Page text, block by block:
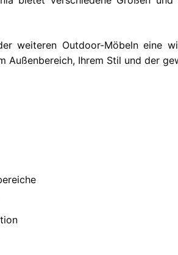
weiteren Outdoor-Möbeln eine
Außenbereich, Ihrem Stil und der